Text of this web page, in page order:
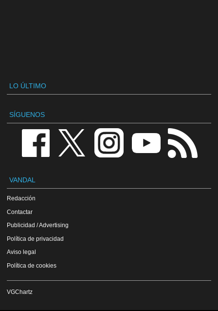
LO ÚLTIMO
SÍGUENOS
VANDAL
Redacción
Contactar
Publicidad / Advertising
Política de privacidad
Aviso legal
Política de cookies
VGChartz